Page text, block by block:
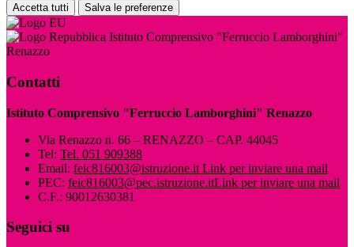
Accetta tutti Salva le preferenze
Istituto Comprensivo "Ferruccio Lamborghini"
Renazzo
Contatti
Istituto Comprensivo "Ferruccio Lamborghini" Renazzo
Via Renazzo n. 66 – RENAZZO – CAP. 44045
Tel: Tel. 051 909388
Email: feic816003@istruzione.it Link per inviare una mail
PEC: feic816003@pec.istruzione.itLink per inviare una mail
C.F.: 90012630381
Seguici su